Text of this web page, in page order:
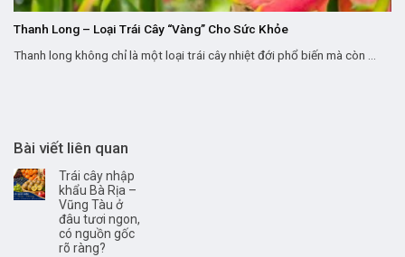
Thanh Long – Loại Trái Cây “Vàng” Cho Sức Khỏe
Thanh long không chỉ là một loại trái cây nhiệt đới phổ biến mà còn ...
Bài viết liên quan
Trái cây nhập
khẩu Bà Rịa –
Vũng Tàu ở
đâu tươi ngon,
có nguồn gốc
rõ ràng?